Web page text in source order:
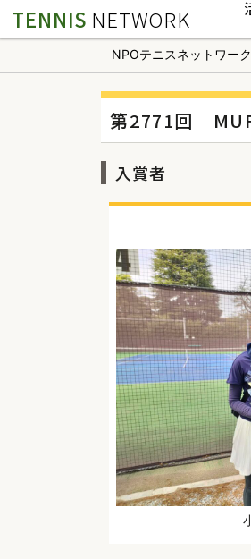
TENNIS NETWORK
NPOテニスネットワーク
第2771回
入賞者